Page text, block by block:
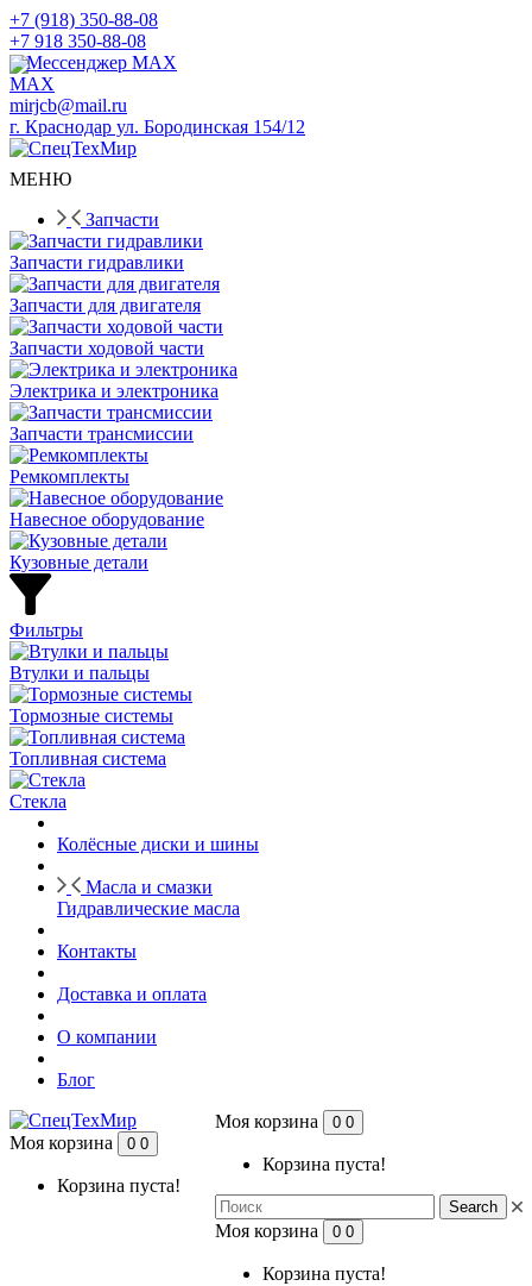
+7 (918) 350-88-08
+7 918 350-88-08
Мессенджер MAX
mirjcb@mail.ru
г. Краснодар ул. Бородинская 154/12
МЕНЮ
Запчасти
Запчасти гидравлики
Запчасти для двигателя
Запчасти ходовой части
Электрика и электроника
Запчасти трансмиссии
Ремкомплекты
Навесное оборудование
Кузовные детали
Фильтры
Втулки и пальцы
Тормозные системы
Топливная система
Стекла
Колёсные диски и шины
Масла и смазки
Гидравлические масла
Контакты
Доставка и оплата
О компании
Блог
Моя корзина 0 0
Корзина пуста!
Search
Моя корзина 0 0
Корзина пуста!
Моя корзина 0 0
Корзина пуста!